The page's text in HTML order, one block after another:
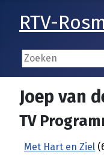
RTV-
Joep van
TV
Met Hart en Ziel